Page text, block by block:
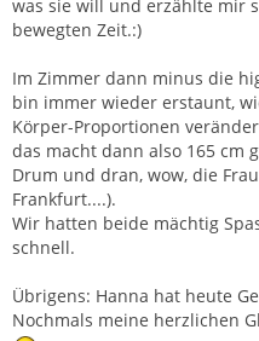
was sie will und erzählte mir
bewegten Zeit.:)
Im Zimmer dann minus die
bin immer wieder erstaunt,
Körper-Proportionen
das macht dann also 165 cm
Drum und dran, wow, die
Frankfurt....).
Wir hatten beide mächtig
schnell.
Übrigens: Hanna hat heute
Nochmals meine herzlichen